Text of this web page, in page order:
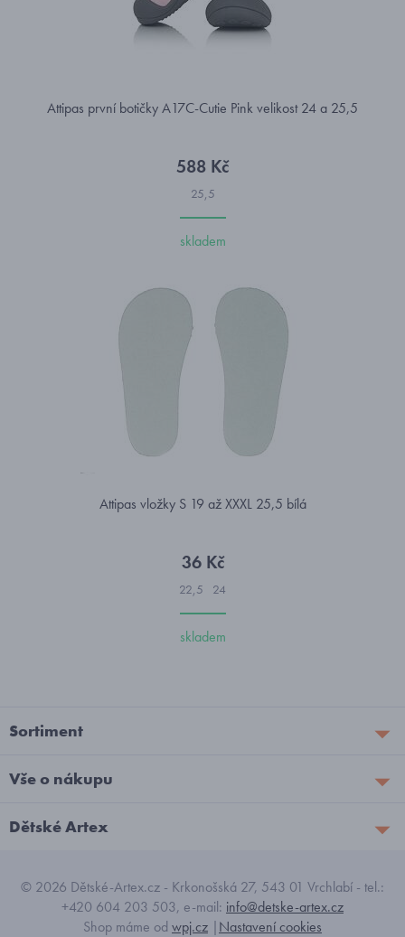
Attipas první botičky A17C-Cutie Pink velikost 24 a 25,5
588 Kč
25,5
skladem
Attipas vložky S 19 až XXXL 25,5 bílá
36 Kč
22,5 24
skladem
Sortiment
Vše o nákupu
Dětské Artex
© 2026 Dětské-Artex.cz - Krkonošská 27, 543 01 Vrchlabí - tel.:
+420 604 203 503, e-mail: info@detske-artex.cz
Shop máme od wpj.cz |Nastavení cookies